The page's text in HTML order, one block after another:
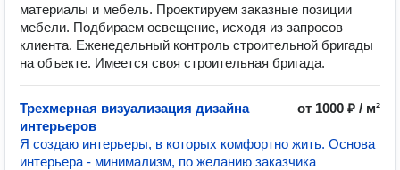
материалы и мебель. Проектируем заказные позиции
мебели. Подбираем освещение, исходя из запросов
клиента. Еженедельный контроль строительной бригады
на объекте. Имеется своя строительная бригада.
Трехмерная визуализация дизайна
интерьеров
от 1000 ₽ / м²
Я создаю интерьеры, в которых комфортно жить. Основа
интерьера - минимализм, по желанию заказчика